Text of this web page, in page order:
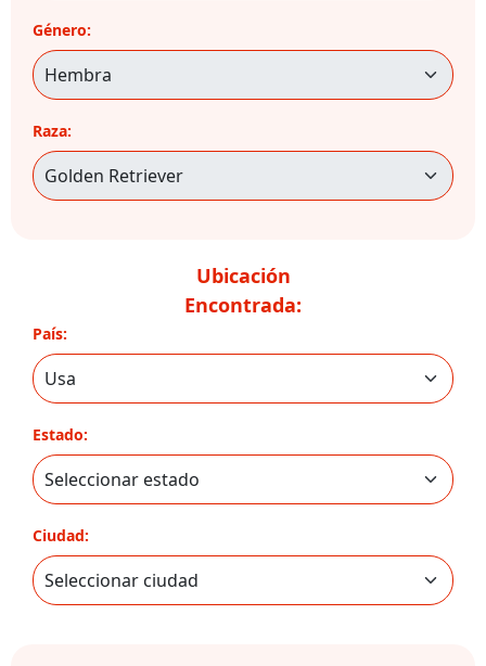
Género:
Raza:
Ubicación
Encontrada:
País:
Estado:
Ciudad: